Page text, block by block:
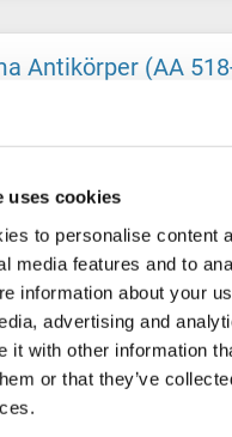
uses cookies
to personalise content
media features and to
information about your
advertising and
it with other information
or that they’ve
Antikörper (AA